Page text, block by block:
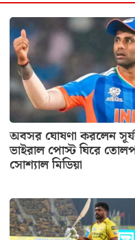
অবসর ঘোষণা করলেন
ভাইরাল পোস্ট ঘিরে
সোশ্যাল মিডিয়া